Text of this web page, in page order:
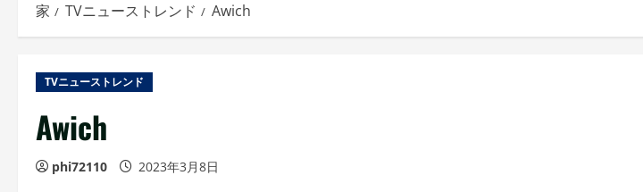
家 TVニューストレンド Awich
TVニューストレンド
Awich
phi72110 2023年3月8日